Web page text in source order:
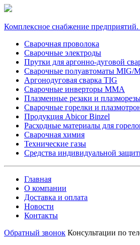
Комплексное снабжение
Сварочная проволока
Сварочные электроды
Прутки для аргонно-дуговой
Сварочные полуавтоматы MIG/
Аргонодуговая сварка TIG
Сварочные инверторы MMA
Плазменные резаки и
Сварочные горелки и
Продукция Abicor Binzel
Расходные материалы для
Сварочная химия
Технические газы
Средства индивидуальной
Главная
О компании
Доставка и оплата
Новости
Контакты
Обратный звонок Консультации по